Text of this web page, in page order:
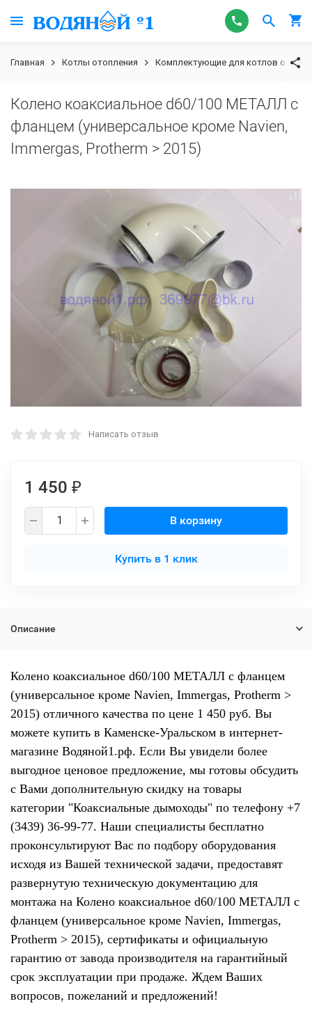
Главная Котлы отопления Комплектующие для котлов
Колено коаксиальное d60/100 МЕТАЛЛ с
фланцем (универсальное кроме Navien,
Immergas, Protherm > 2015)
Написать отзыв
1 450 ₽
В корзину
Купить в 1 клик
Описание
Колено коаксиальное d60/100 МЕТАЛЛ с фланцем
(универсальное кроме Navien, Immergas, Protherm >
2015) отличного качества по цене 1 450 руб. Вы
можете купить в Каменске-Уральском в интернет-
магазине Водяной1.рф. Если Вы увидели более
выгодное ценовое предложение, мы готовы обсудить
с Вами дополнительную скидку на товары
категории "Коаксиальные дымоходы" по телефону +7
(3439) 36-99-77. Наши специалисты бесплатно
проконсультируют Вас по подбору оборудования
исходя из Вашей технической задачи, предоставят
развернутую техническую документацию для
монтажа на Колено коаксиальное d60/100 МЕТАЛЛ с
фланцем (универсальное кроме Navien, Immergas,
Protherm > 2015), сертификаты и официальную
гарантию от завода производителя на гарантийный
срок эксплуатации при продаже. Ждем Ваших
вопросов, пожеланий и предложений!